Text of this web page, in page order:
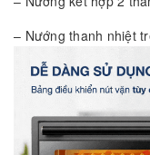
– Nướng thanh nhiệt